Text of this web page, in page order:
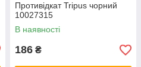
Противідкат Tripus чорний
10027315
В наявності
186 ₴